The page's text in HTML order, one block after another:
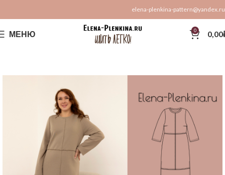
elena-plenkina-pattern@yandex.ru
МЕНЮ 0 0,00